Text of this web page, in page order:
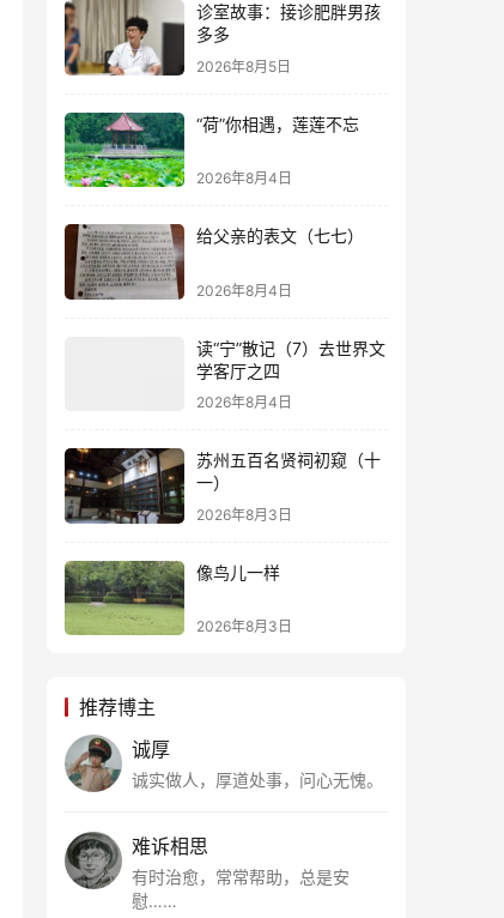
诊室故事：接诊肥胖男孩
多多
2026年8月5日
“荷”你相遇，莲莲不忘
2026年8月4日
给父亲的表文（七七）
2026年8月4日
读“宁”散记（7）去世界文
学客厅之四
2026年8月4日
苏州五百名贤祠初窥（十
一）
2026年8月3日
像鸟儿一样
2026年8月3日
推荐博主
诚厚
诚实做人，厚道处事，问心无愧。
难诉相思
有时治愈，常常帮助，总是安
慰……